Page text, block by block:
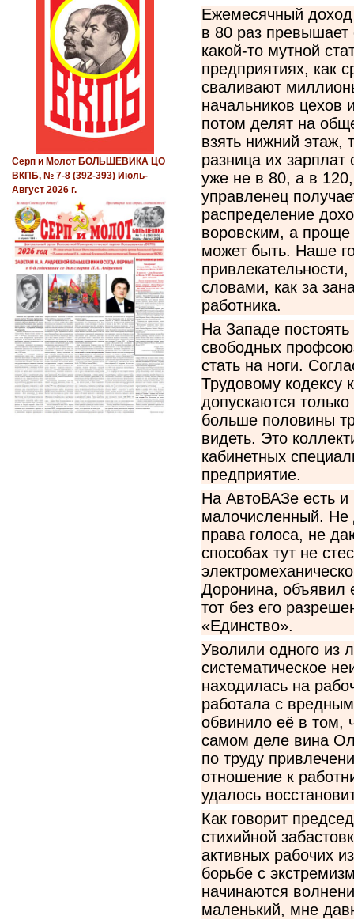
Ежемесячный
в 80 раз превышает
какой-то мутной
предприятиях, как
сваливают
начальников цехов
потом делят на
взять нижний этаж,
разница их
уже не в 80, а в
управленец
распределение
воровским, а проще
может быть. Наше
словами, как за
работника.
На Западе
свободных
стать на ноги.
Трудовому кодексу
допускаются
больше половины
видеть. Это
кабинетных
предприятие.
На АвтоВАЗе есть
малочисленный. Не
права голоса, не
способах тут не
Доронина, объявил
тот без его
«Единство».
Уволили одного из
систематическое
находилась на
работала с
обвинило её в том,
самом деле вина
по труду
отношение к
удалось
Как говорит
стихийной
активных рабочих
борьбе с
начинаются
маленький, мне
Серп и Молот БОЛЬШЕВИКА ЦО
ВКПБ, № 7-8 (392-393) Июль-
Август 2026 г.